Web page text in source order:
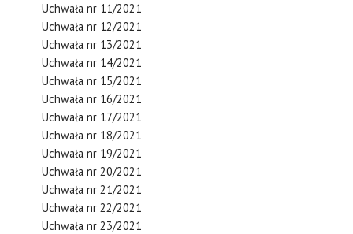
Uchwała nr 11/2021
Uchwała nr 12/2021
Uchwała nr 13/2021
Uchwała nr 14/2021
Uchwała nr 15/2021
Uchwała nr 16/2021
Uchwała nr 17/2021
Uchwała nr 18/2021
Uchwała nr 19/2021
Uchwała nr 20/2021
Uchwała nr 21/2021
Uchwała nr 22/2021
Uchwała nr 23/2021